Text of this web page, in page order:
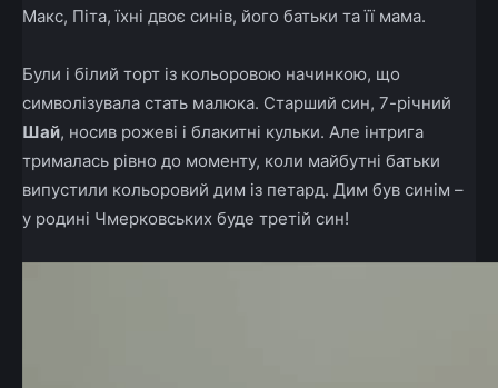
Макс, Піта, їхні двоє синів, його батьки та її мама.
Були і білий торт із кольоровою начинкою, що
символізувала стать малюка. Старший син, 7-річний
Шай, носив рожеві і блакитні кульки. Але інтрига
трималась рівно до моменту, коли майбутні батьки
випустили кольоровий дим із петард. Дим був синім –
у родині Чмерковських буде третій син!